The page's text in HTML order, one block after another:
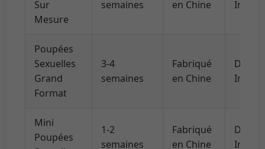
Sur
Mesure
semaines
en Chine
Poupées
Sexuelles
Grand
Format
3-4
semaines
Fabriqué
en Chine
DHL/
Mini
Poupées
1-2
semaines
Fabriqué
en Chine
DHL/